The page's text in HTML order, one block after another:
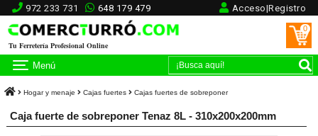
972 233 731 648 179 479 Acceso|Registro
Tu Ferretería Profesional Online
0
Menú
Hogar y menaje Cajas fuertes Cajas fuertes de sobreponer
Caja fuerte de sobreponer Tenaz 8L - 310x200x200mm